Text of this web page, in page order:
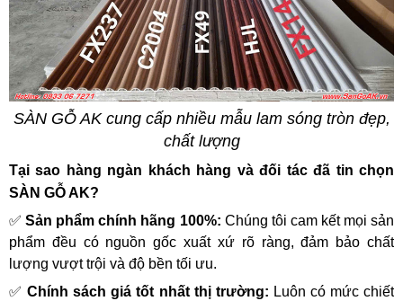
SÀN GỖ AK cung cấp nhiều mẫu lam sóng tròn đẹp,
chất lượng
Tại sao hàng ngàn khách hàng và đối tác đã tin chọn
SÀN GỖ AK?
✅Sản phẩm chính hãng 100%: Chúng tôi cam kết mọi sản
phẩm đều có nguồn gốc xuất xứ rõ ràng, đảm bảo chất
lượng vượt trội và độ bền tối ưu.
✅Chính sách giá tốt nhất thị trường: Luôn có mức chiết